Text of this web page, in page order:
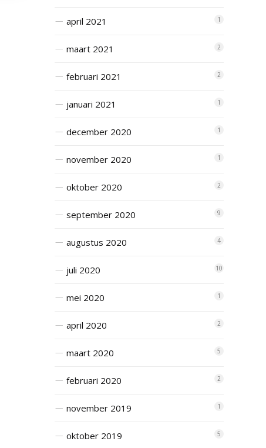
april 2021 1
maart 2021 2
februari 2021 2
januari 2021 1
december 2020 1
november 2020 1
oktober 2020 2
september 2020 9
augustus 2020 4
juli 2020 10
mei 2020 1
april 2020 2
maart 2020 5
februari 2020 2
november 2019 1
oktober 2019 5